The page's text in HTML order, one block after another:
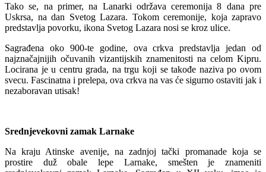
Tako se, na primer, na Lanarki održava ceremonija 8 dana pre
Uskrsa, na dan Svetog Lazara. Tokom ceremonije, koja zapravo
predstavlja povorku, ikona Svetog Lazara nosi se kroz ulice.
Sagrađena oko 900-te godine, ova crkva predstavlja jedan od
najznačajnijih očuvanih vizantijskih znamenitosti na celom Kipru.
Locirana je u centru grada, na trgu koji se takođe naziva po ovom
svecu. Fascinatna i prelepa, ova crkva na vas će sigurno ostaviti jak i
nezaboravan utisak!
Srednjevekovni zamak Larnake
Na kraju Atinske avenije, na zadnjoj tački promanade koja se
prostire duž obale lepe Larnake, smešten je znameniti